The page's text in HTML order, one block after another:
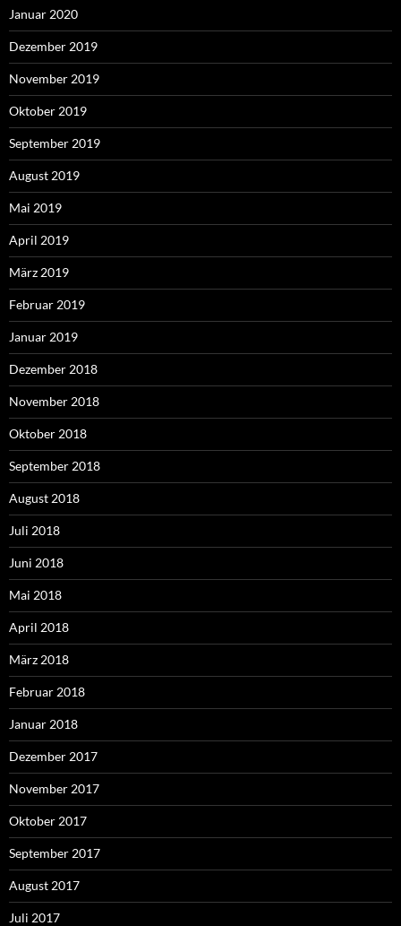
Januar 2020
Dezember 2019
November 2019
Oktober 2019
September 2019
August 2019
Mai 2019
April 2019
März 2019
Februar 2019
Januar 2019
Dezember 2018
November 2018
Oktober 2018
September 2018
August 2018
Juli 2018
Juni 2018
Mai 2018
April 2018
März 2018
Februar 2018
Januar 2018
Dezember 2017
November 2017
Oktober 2017
September 2017
August 2017
Juli 2017